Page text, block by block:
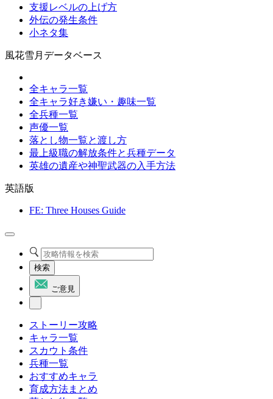
支援レベルの上げ方
外伝の発生条件
小ネタ集
風花雪月データベース
全キャラ一覧
全キャラ好き嫌い・趣味一覧
全兵種一覧
声優一覧
落とし物一覧と渡し方
最上級職の解放条件と兵種データ
英雄の遺産や神聖武器の入手方法
英語版
FE: Three Houses Guide
検索
ご意見
ストーリー攻略
キャラ一覧
スカウト条件
兵種一覧
おすすめキャラ
育成方法まとめ